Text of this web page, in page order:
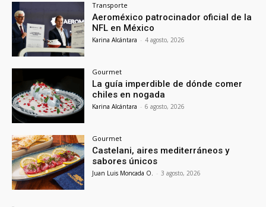
Transporte
Aeroméxico patrocinador oficial de la
NFL en México
Karina Alcántara - 4 agosto, 2026
Gourmet
La guía imperdible de dónde comer
chiles en nogada
Karina Alcántara - 6 agosto, 2026
Gourmet
Castelani, aires mediterráneos y
sabores únicos
Juan Luis Moncada O. - 3 agosto, 2026